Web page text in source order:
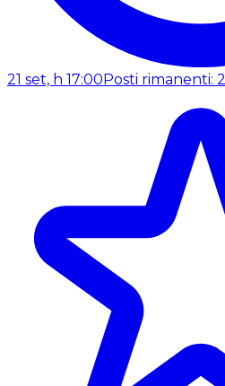
21 set, h 17:00Posti rimanenti: 2